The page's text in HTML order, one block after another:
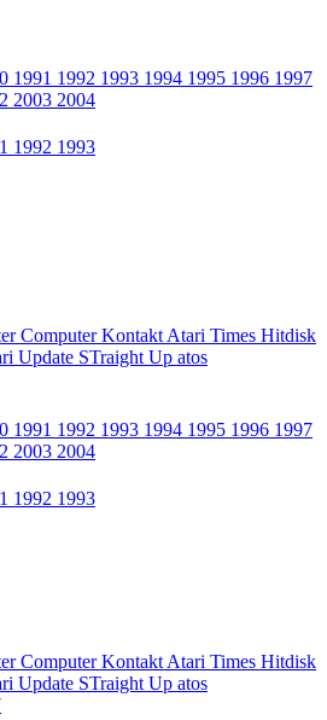
1991 1992 1993 1994 1995 1996 1997
2003 2004
1992 1993
Computer Kontakt Atari Times Hitdisk
Update STraight Up atos
1991 1992 1993 1994 1995 1996 1997
2003 2004
1992 1993
Computer Kontakt Atari Times Hitdisk
Update STraight Up atos